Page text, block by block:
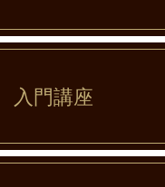
入門講座